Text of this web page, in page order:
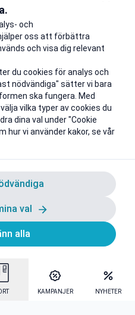
KAMPANJER NYHETER
och
oss att förbättra
och visa dig relevant
du cookies för analys och
nödvändiga" sätter vi bara
ska fungera. Med
vilka typer av cookies du
dina val under "Cookie
hur vi använder kakor, se vår
val
alla